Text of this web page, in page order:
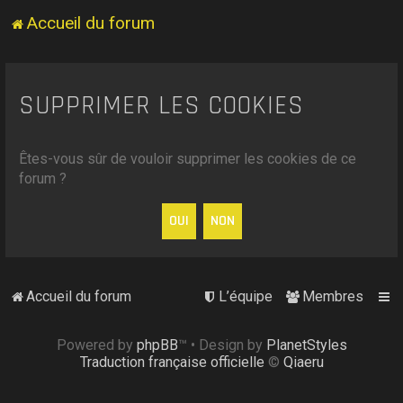
Accueil du forum
SUPPRIMER LES COOKIES
Êtes-vous sûr de vouloir supprimer les cookies de ce
forum ?
Accueil du forum Membres
L’équipe
Powered by phpBB™ • Design by PlanetStyles
Traduction française officielle © Qiaeru